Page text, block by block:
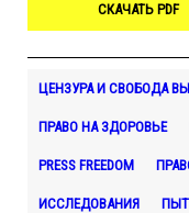
СКАЧАТЬ PDF
ЦЕНЗУРА И СВОБОДА
ПРАВО НА ЗДОРОВЬЕ
PRESS FREEDOM
ИССЛЕДОВАНИЯ